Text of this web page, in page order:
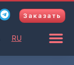
T
e
r
Заказать
RU